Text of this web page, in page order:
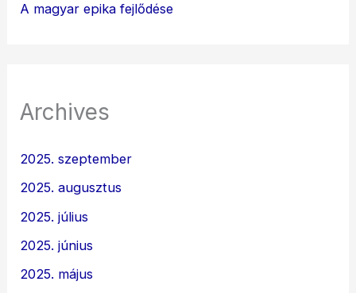
A magyar epika fejlődése
Archives
2025. szeptember
2025. augusztus
2025. július
2025. június
2025. május